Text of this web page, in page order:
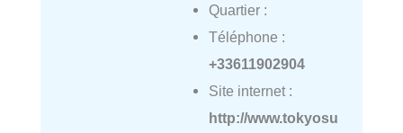
Quartier :
Téléphone :
+33611902904
Site internet :
http://www.tokyosu